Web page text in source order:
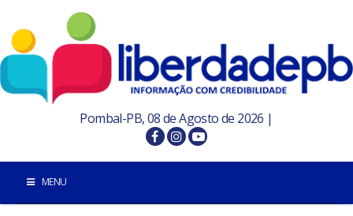
Pombal-PB, 08 de Agosto de 2026 |
MENU